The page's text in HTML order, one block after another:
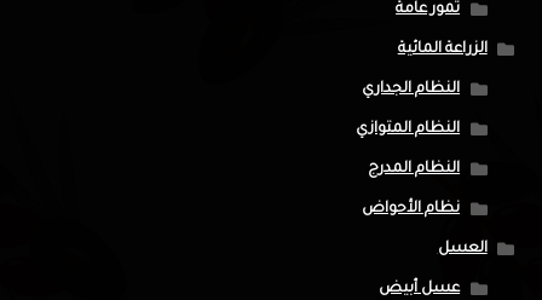
تمور عامة
الزراعة المائية
النظام الجداري
النظام المتوازي
النظام المدرج
نظام الأحواض
العسل
عسل أبيض